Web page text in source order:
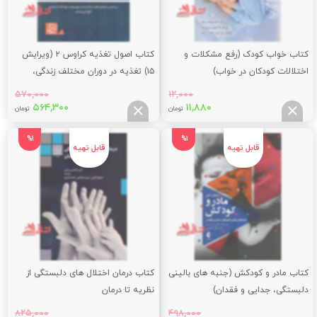
کتاب خواب کودک (رفع مشکلات و
اختلالات کودکان در خواب)
۱۲,۰۰۰
قیمت
۱۲,۰۰۰
تومان
بود.
۱۱,۸۸۰ تومانقیمت
فعلی:
کتاب اصول تغذیه کراوس ۲ (ویرایش
۱۵) تغذیه در دوران مختلف زندگی،
اساس سرفصل های ارائه شده از سوی
وزارت بهداشت درمان و آموزش پزشکی
* نام درس دانشگاه پیام نور : اصول و ار
۵۷۰,۰۰۰
قیمت
۵۷۰,۰۰۰
تومان
بود.
۵۶۴,۳۰۰ تومان
کتاب مادر و کودکش (جنبه های بالینی
دلبستگی، جدایی و فقدان)
۴۹۸,۰۰۰
کتاب درمان اختلال های دلبستگی از
نظریه تا درمان
۸۲۵,۰۰۰